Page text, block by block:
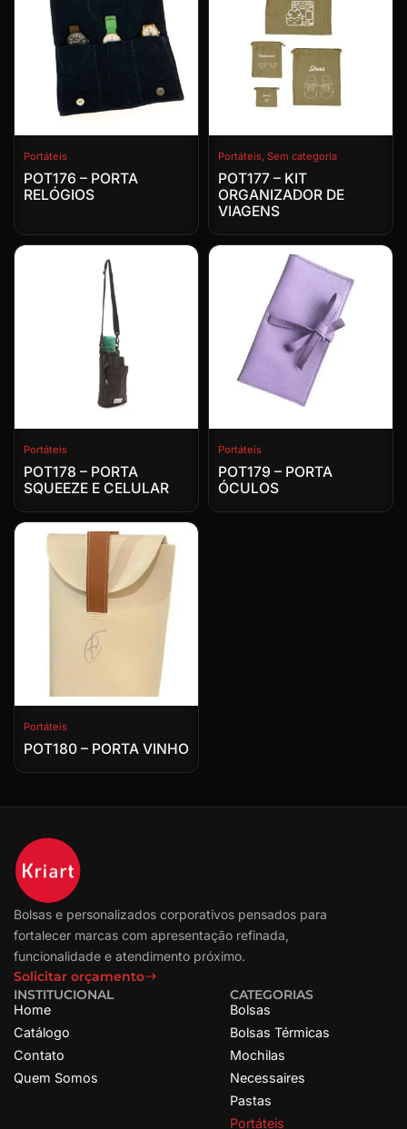
Portáteis
POT176 – PORTA
RELÓGIOS
Portáteis, Sem categoria
POT177 – KIT
ORGANIZADOR DE
VIAGENS
Portáteis
POT178 – PORTA
SQUEEZE E CELULAR
Portáteis
POT179 – PORTA
ÓCULOS
Portáteis
POT180 – PORTA VINHO
Bolsas e personalizados corporativos pensados para
fortalecer marcas com apresentação refinada,
funcionalidade e atendimento próximo.
Solicitar orçamento
INSTITUCIONAL
Home
Catálogo
Contato
Quem Somos
CATEGORIAS
Bolsas
Bolsas Térmicas
Mochilas
Necessaires
Pastas
Portáteis